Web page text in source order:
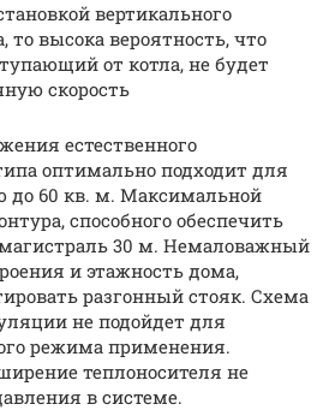
вертикального
то высока вероятность, что
от котла, не будет
скорость
естественного
оптимально подходит для
до 60 кв. м. Максимальной
способного обеспечить
30 м. Немаловажный
и этажность дома,
разгонный стояк. Схема
не подойдет для
режима применения.
теплоносителя не
в системе.